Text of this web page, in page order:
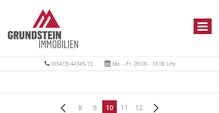
(03473) 44345-72 Mo. - Fr. 09.00 - 18.00 Uhr
8 9 10 11 12